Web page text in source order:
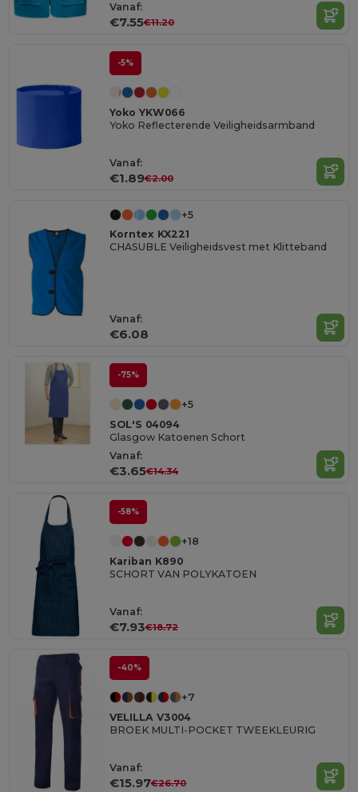
Vanaf:
€7.55€11.20
-5%
Yoko YKW066
Yoko Reflecterende Veiligheidsarmband
Vanaf:
€1.89€2.00
+5
Korntex KX221
CHASUBLE Veiligheidsvest met Klitteband
Vanaf:
€6.08
-75%
+5
SOL'S 04094
Glasgow Katoenen Schort
Vanaf:
€3.65€14.34
-58%
+18
Kariban K890
SCHORT VAN POLYKATOEN
Vanaf:
€7.93€18.72
-40%
+7
VELILLA V3004
BROEK MULTI-POCKET TWEEKLEURIG
Vanaf:
€15.97€26.70